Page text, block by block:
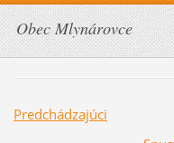
Obec Mlynárovce
Predchádzajúci